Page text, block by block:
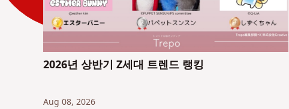
2026년 상반기 Z세대 트렌드 랭킹
Aug 08, 2026